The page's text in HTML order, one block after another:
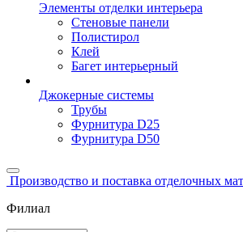
Элементы отделки интерьера
Стеновые панели
Полистирол
Клей
Багет интерьерный
Джокерные системы
Трубы
Фурнитура D25
Фурнитура D50
Производство и поставка отделочных
Филиал